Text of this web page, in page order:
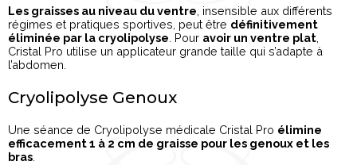
Les graisses au niveau du ventre , insensible aux différents
régimes et pratiques sportives, peut être définitivement
éliminée par la cryolipolyse . Pour avoir un ventre plat
Cristal Pro utilise un applicateur grande taille qui s’adapte à
l’abdomen.
Cryolipolyse Genoux
Une séance de Cryolipolyse médicale Cristal Pro élimine
efficacement 1 à 2 cm de graisse pour les genoux et les
bras